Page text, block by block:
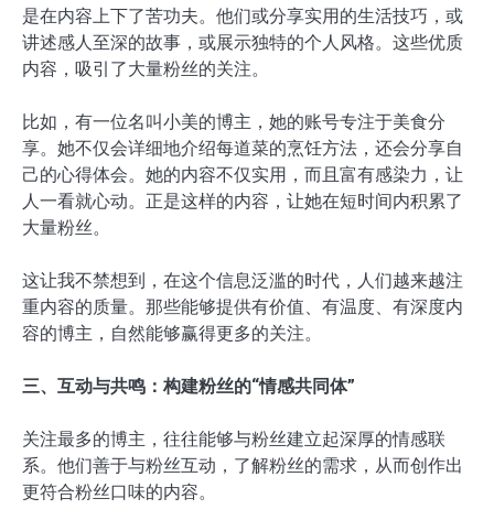
是在内容上下了苦功夫。他们或分享实用的生活技巧，或
讲述感人至深的故事，或展示独特的个人风格。这些优质
内容，吸引了大量粉丝的关注。
比如，有一位名叫小美的博主，她的账号专注于美食分
享。她不仅会详细地介绍每道菜的烹饪方法，还会分享自
己的心得体会。她的内容不仅实用，而且富有感染力，让
人一看就心动。正是这样的内容，让她在短时间内积累了
大量粉丝。
这让我不禁想到，在这个信息泛滥的时代，人们越来越注
重内容的质量。那些能够提供有价值、有温度、有深度内
容的博主，自然能够赢得更多的关注。
三、互动与共鸣：构建粉丝的“情感共同体”
关注最多的博主，往往能够与粉丝建立起深厚的情感联
系。他们善于与粉丝互动，了解粉丝的需求，从而创作出
更符合粉丝口味的内容。